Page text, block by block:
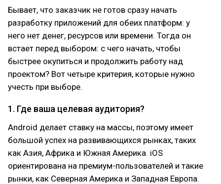
Бывает, что заказчик не готов сразу начать
разработку приложений для обеих платформ: у
него нет денег, ресурсов или времени. Тогда он
встает перед выбором: с чего начать, чтобы
быстрее окупиться и продолжить работу над
проектом? Вот четыре критерия, которые нужно
учесть при выборе.
1. Где ваша целевая аудитория?
Android делает ставку на массы, поэтому имеет
большой успех на развивающихся рынках, таких
как Азия, Африка и Южная Америка. iOS
ориентирована на премиум-пользователей и такие
рынки, как Северная Америка и Западная Европа.